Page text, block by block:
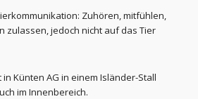
Zuhören, mitfühlen,
zulassen, jedoch nicht auf das Tier
Künten AG in einem Isländer-Stall
im Innenbereich.